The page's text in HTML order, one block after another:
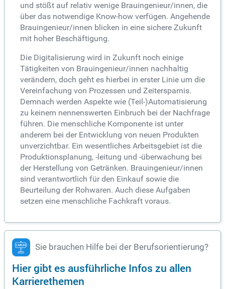
und stößt auf relativ wenige Brauingenieur/innen, die
über das notwendige Know-how verfügen. Angehende
Brauingenieur/innen blicken in eine sichere Zukunft
mit hoher Beschäftigung.
Die Digitalisierung wird in Zukunft noch einige
Tätigkeiten von Brauingenieur/innen nachhaltig
verändern, doch geht es hierbei in erster Linie um die
Vereinfachung von Prozessen und Zeitersparnis.
Demnach werden Aspekte wie (Teil-)Automatisierung
zu keinem nennenswerten Einbruch bei der Nachfrage
führen. Die menschliche Komponente ist unter
anderem bei der Entwicklung von neuen Produkten
unverzichtbar. Ein wesentliches Arbeitsgebiet ist die
Produktionsplanung, -leitung und -überwachung bei
der Herstellung von Getränken. Brauingenieur/innen
sind verantwortlich für den Einkauf sowie die
Beurteilung der Rohwaren. Auch diese Aufgaben
setzen eine menschliche Fachkraft voraus.
Sie brauchen Hilfe bei der Berufsorientierung?
Hier gibt es ausführliche Infos zu allen
Karrierethemen